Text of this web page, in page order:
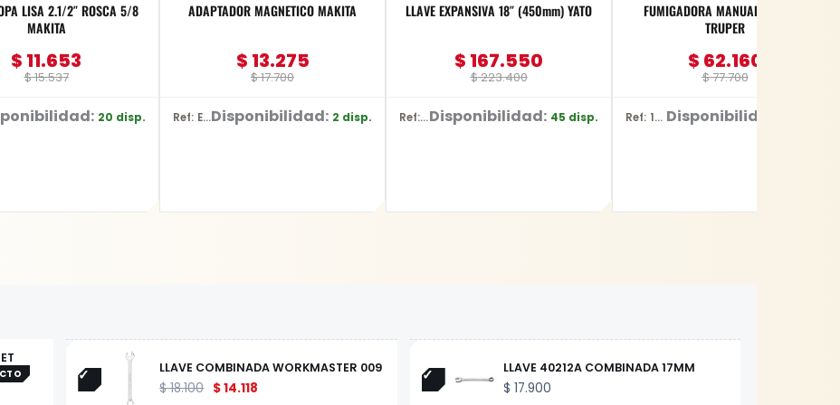
LISA 2.1/2″ ROSCA 5/8
MAKITA
$15.537
$ 11.653
20 disp.
ADAPTADOR MAGNETICO MAKITA
$17.700
$ 13.275
Ref: E-03442Disponibilidad: 2 disp.
LLAVE EXPANSIVA 18″ (450mm) YATO
$223.400
$ 167.550
Ref: YT-2177Disponibilidad: 45 disp.
FUMIGADORA MANUAL 7 LITROS
TRUPER
$77.700
$ 62.160
Ref: 1837 Disponibilidad:
LLAVE COMBINADA WORKMASTER 009
$18.100 $14.118
LLAVE 40212A COMBINADA 17MM
$ 17.900